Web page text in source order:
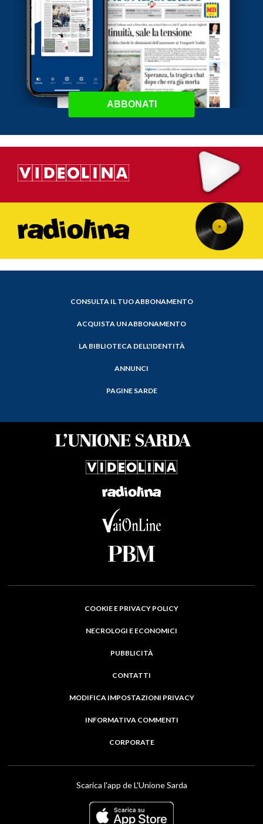
ABBONATI
CONSULTA IL TUO ABBONAMENTO
ACQUISTA UN ABBONAMENTO
LA BIBLIOTECA DELL'IDENTITÀ
ANNUNCI
PAGINE SARDE
COOKIE E PRIVACY POLICY
NECROLOGI E ECONOMICI
PUBBLICITÀ
CONTATTI
MODIFICA IMPOSTAZIONI PRIVACY
INFORMATIVA COMMENTI
CORPORATE
Scarica l'app de L'Unione Sarda